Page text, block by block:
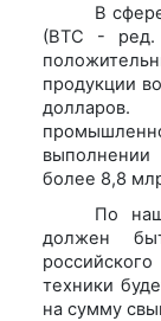
В
(ВТС - ред.
продукции
более 8,8
По
должен
техники
на сумму